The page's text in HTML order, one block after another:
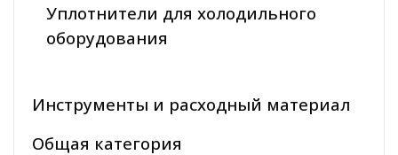
Уплотнители для холодильного
оборудования
Инструменты и расходный материал
Общая категория